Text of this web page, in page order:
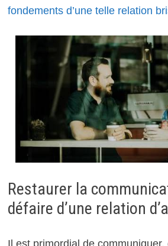
fondements d’une telle relation
Restaurer la
défaire d’une relation